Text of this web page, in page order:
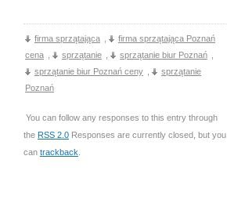
firma sprzątająca
firma sprzątająca Poznań
cena
sprzątanie sprzątanie biur Poznań
sprzątanie biur Poznań ceny
sprzątanie
Poznań
You can follow any responses to this entry through
the RSS 2.0 Responses are currently closed, but you
can trackback